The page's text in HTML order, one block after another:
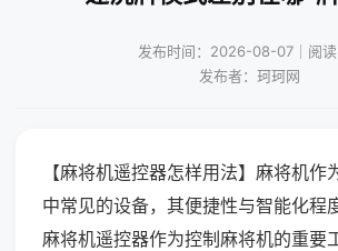
发布时间：2026-08-07｜阅
发布者：珂珂网
【麻将机遥控器怎样用法】麻将机作
中常见的设备，其便捷性与智能化程
麻将机遥控器作为控制麻将机的重要